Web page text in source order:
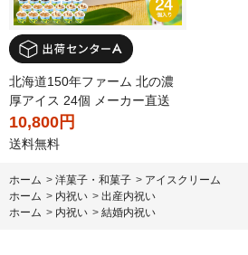
北海道150年ファーム 北の濃
厚アイス 24個 メーカー直送
10,800円
送料無料
ホーム > 洋菓子・和菓子 > アイスクリーム
ホーム > 内祝い > 出産内祝い
ホーム > 内祝い > 結婚内祝い